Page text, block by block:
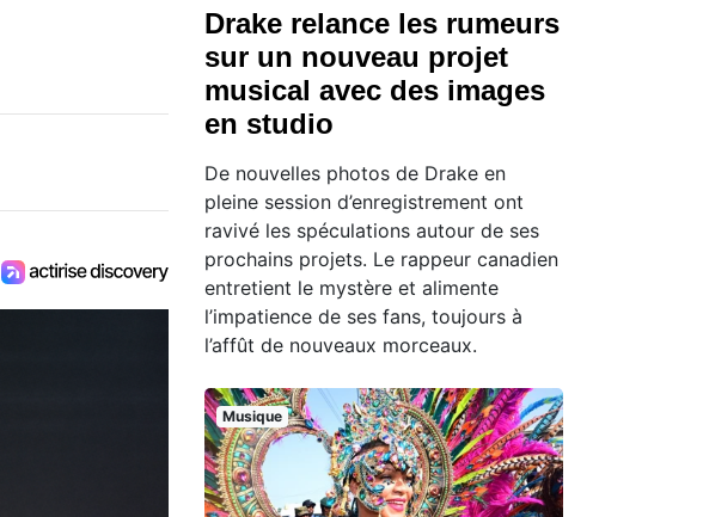
Drake relance les rumeurs
sur un nouveau projet
musical avec des images
en studio
De nouvelles photos de Drake en
pleine session d’enregistrement ont
ravivé les spéculations autour de ses
prochains projets. Le rappeur canadien
entretient le mystère et alimente
l’impatience de ses fans, toujours à
l’affût de nouveaux morceaux.
Musique